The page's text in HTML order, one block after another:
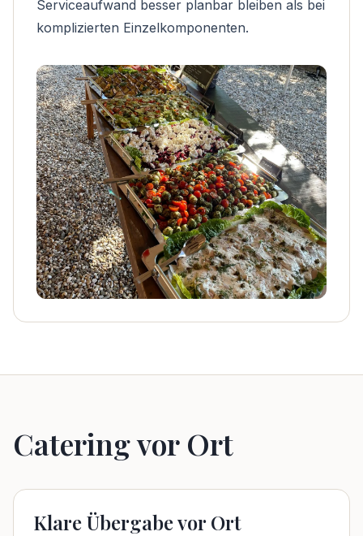
Serviceaufwand besser planbar bleiben als bei
komplizierten Einzelkomponenten.
Catering vor Ort
Klare Übergabe vor Ort